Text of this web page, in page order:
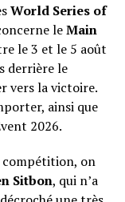
World Series of
leMain
le 3 et le 5 août
derrière le
vers la victoire.
ainsi que
2026.
compétition, on
Sitbon, qui n’a